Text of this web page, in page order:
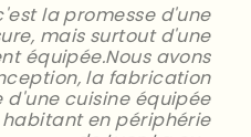
la promesse d'une
mais surtout d'une
équipée.Nous avons
la fabrication
d'une cuisine équipée
en périphérie